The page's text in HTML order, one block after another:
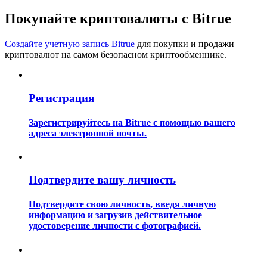
Торговые стратегии
Покупайте криптовалюты с Bitrue
Создайте учетную запись Bitrue для покупки и продажи
криптовалют на самом безопасном криптообменнике.
Регистрация
Зарегистрируйтесь на Bitrue с помощью вашего
адреса электронной почты.
Подтвердите вашу личность
Подтвердите свою личность, введя личную
информацию и загрузив действительное
удостоверение личности с фотографией.